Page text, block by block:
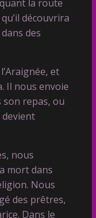
la route
découvrira
des
et
Il nous envoie
repas, ou
devient
nous
mort dans
Nous
des prêtres,
Dans le